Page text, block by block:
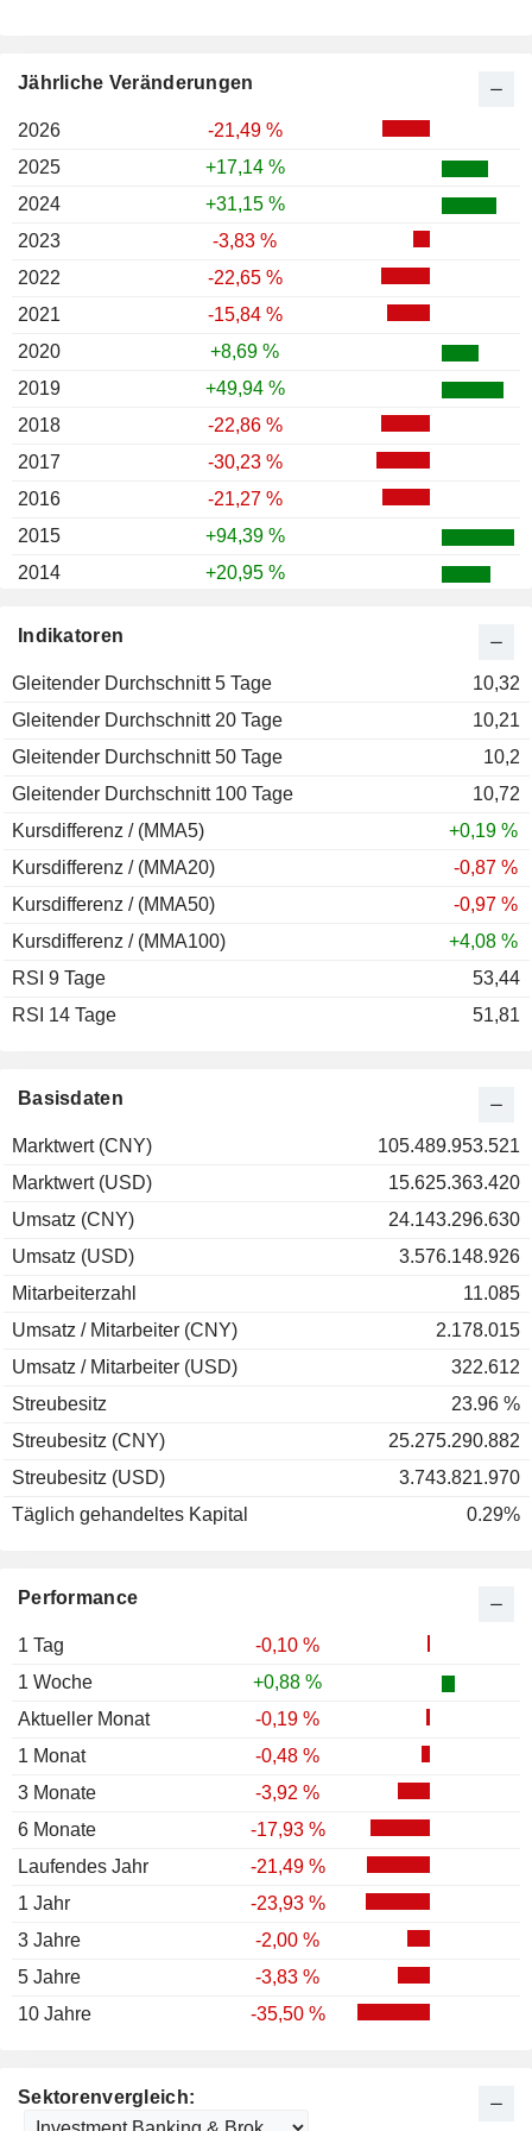
Performance
1 Tag
-0,10 %
1 Woche
+0,88 %
Aktueller Monat
-0,19 %
1 Monat
-0,48 %
3 Monate
-3,92 %
6 Monate
-17,93 %
Laufendes Jahr
-21,49 %
1 Jahr
-23,93 %
3 Jahre
-2,00 %
5 Jahre
-3,83 %
10 Jahre
-35,50 %
Basisdaten
Marktwert (CNY)
105.489.953.521
Marktwert (USD)
15.625.363.420
Umsatz (CNY)
24.143.296.630
Umsatz (USD)
3.576.148.926
Mitarbeiterzahl
11.085
Umsatz / Mitarbeiter (CNY)
2.178.015
Umsatz / Mitarbeiter (USD)
322.612
Streubesitz
23.96 %
Streubesitz (CNY)
25.275.290.882
Streubesitz (USD)
3.743.821.970
Täglich gehandeltes Kapital
0.29%
Indikatoren
Gleitender Durchschnitt 5 Tage
10,32
Gleitender Durchschnitt 20 Tage
10,21
Gleitender Durchschnitt 50 Tage
10,2
Gleitender Durchschnitt 100 Tage
10,72
Kursdifferenz / (MMA5)
+0,19 %
Kursdifferenz / (MMA20)
-0,87 %
Kursdifferenz / (MMA50)
-0,97 %
Kursdifferenz / (MMA100)
+4,08 %
RSI 9 Tage
53,44
RSI 14 Tage
51,81
Sektorenvergleich:
Jährliche Veränderungen
2026
-21,49 %
2025
+17,14 %
2024
+31,15 %
2023
-3,83 %
2022
-22,65 %
2021
-15,84 %
2020
+8,69 %
2019
+49,94 %
2018
-22,86 %
2017
-30,23 %
2016
-21,27 %
2015
+94,39 %
2014
+20,95 %